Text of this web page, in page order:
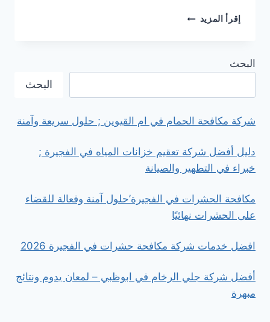
إقرأ المزيد سعر
عالية
مميز
البحث
البحث
شركة مكافحة الحمام في ام القيوين ; حلول سريعة وآمنة
دليل أفضل شركة تعقيم خزانات المياه في الفجيرة ;
خبراء في التطهير والصيانة
مكافحة الحشرات في الفجيرة’حلول آمنة وفعالة للقضاء
على الحشرات نهائيًا
افضل خدمات شركة مكافحة حشرات في الفجيرة 2026
أفضل شركة جلي الرخام في ابوظبي – لمعان يدوم ونتائج
مبهرة